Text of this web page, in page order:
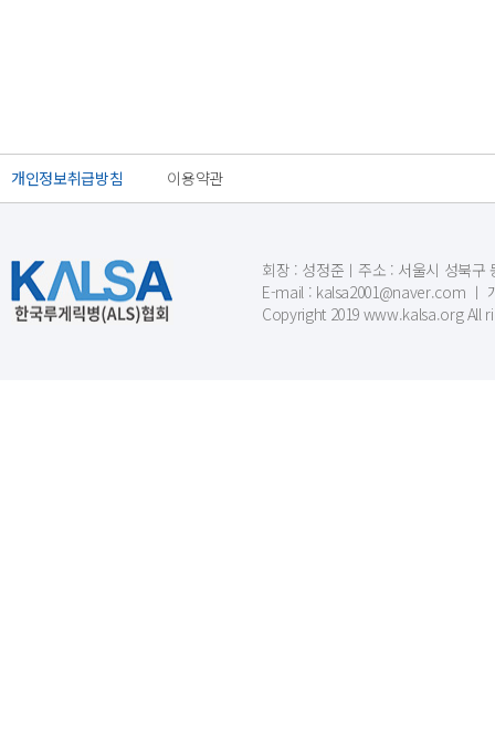
개인정보취급방침 이용약관
회장 : 성정준ㅣ주소 : 서울시 성북구
E-mail : kalsa2001@naver.com ㅣ
Copyright 2019 www.kalsa.org All